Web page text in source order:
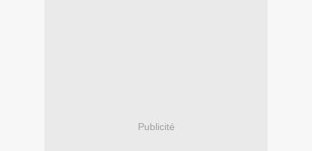
Publicité